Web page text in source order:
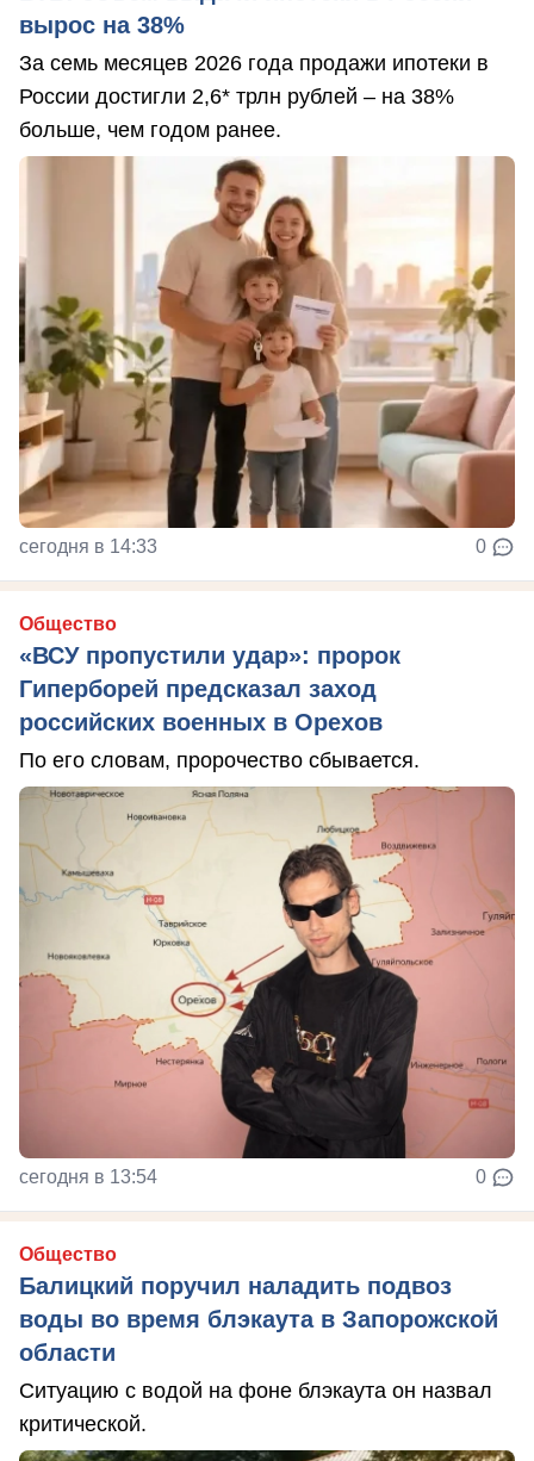
вырос на 38%
За семь месяцев 2026 года продажи ипотеки в
России достигли 2,6* трлн рублей – на 38%
больше, чем годом ранее.
сегодня в 14:33 0
Общество
«ВСУ пропустили удар»: пророк
Гиперборей предсказал заход
российских военных в Орехов
По его словам, пророчество сбывается.
сегодня в 13:54 0
Общество
Балицкий поручил наладить подвоз
воды во время блэкаута в Запорожской
области
Ситуацию с водой на фоне блэкаута он назвал
критической.